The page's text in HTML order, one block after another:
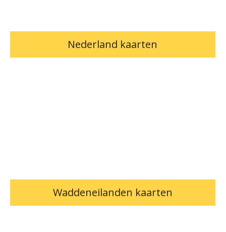
Nederland kaarten
Waddeneilanden kaarten